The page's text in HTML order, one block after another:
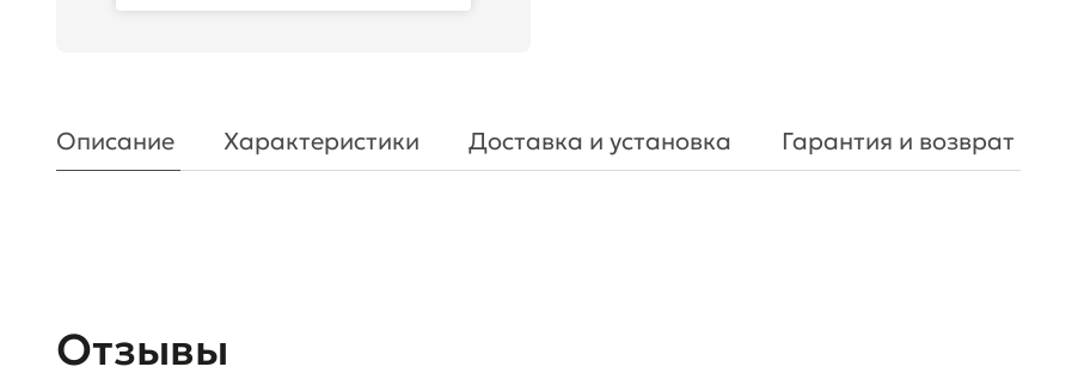
Описание Характеристики Доставка и установка Гарантия и возврат
Отзывы